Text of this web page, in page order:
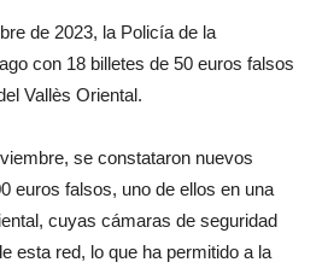
de 2023, la Policía de la
con 18 billetes de 50 euros falsos
Vallès Oriental.
se constataron nuevos
euros falsos, uno de ellos en una
cuyas cámaras de seguridad
esta red, lo que ha permitido a la